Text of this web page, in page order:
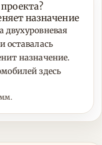
назначение
двухуровневая
оставалась
назначение.
здесь